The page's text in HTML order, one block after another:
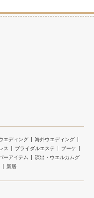
エディング
海外ウエディング
ス ブライダルエステ
ブーケ
ーアイテム
演出・ウエルカムグ
新居